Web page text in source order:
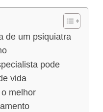
de um psiquiatra
pode
vida
melhor